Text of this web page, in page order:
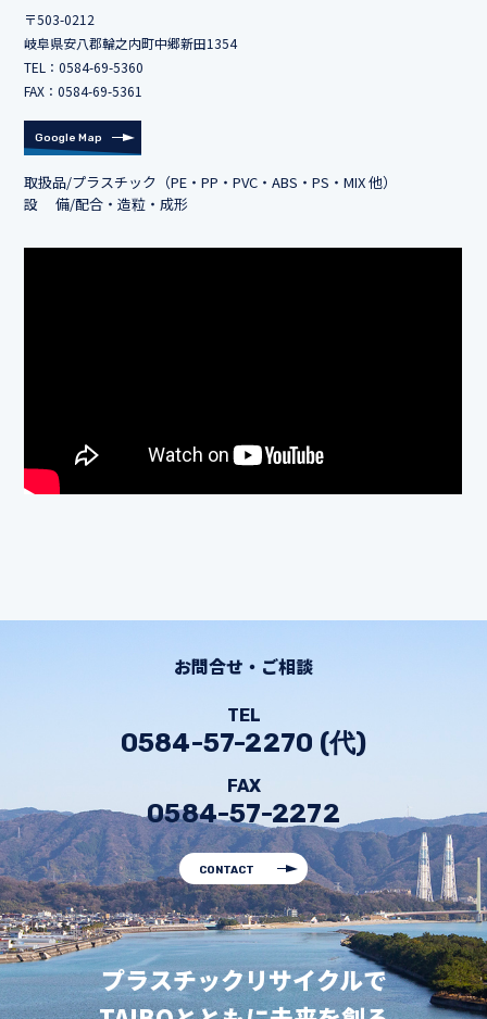
〒503-0212
岐阜県安八郡輪之内町中郷新田1354
TEL：0584-69-5360
FAX：0584-69-5361
Google Map
取扱品/プラスチック（PE・PP・PVC・ABS・PS・MIX 他）
設 備/配合・造粒・成形
お問合せ・ご相談
TEL
0584-57-2270 (代)
FAX
0584-57-2272
CONTACT
プラスチックリサイクルで